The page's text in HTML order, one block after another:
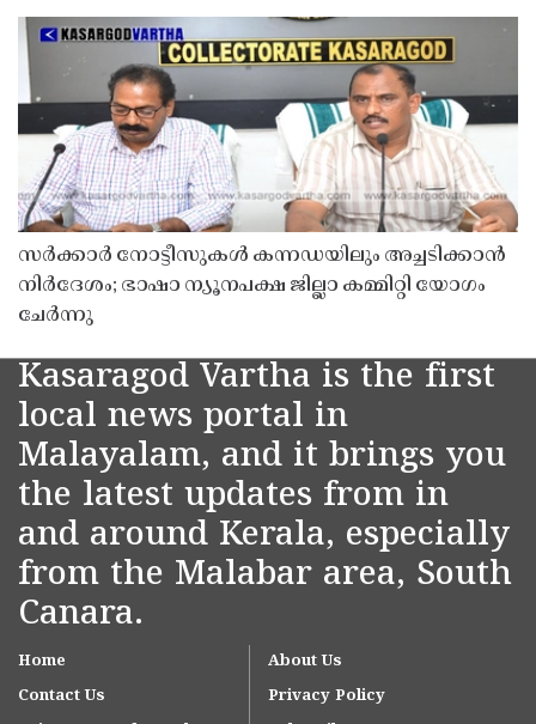
സർക്കാർ നോട്ടീസുകൾ കന്നഡയിലും അച്ചടിക്കാൻ
നിർദേശം; ഭാഷാ ന്യൂനപക്ഷ ജില്ലാ കമ്മിറ്റി യോഗം
ചേർന്നു
Kasaragod Vartha is the first
local news portal in
Malayalam, and it brings you
the latest updates from in
and around Kerala, especially
from the Malabar area, South
Canara.
Home
About Us
Contact Us
Privacy Policy